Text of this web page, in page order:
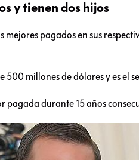
y tienen dos hijos
mejores pagados en sus
millones de dólares y es el
pagada durante 15 años